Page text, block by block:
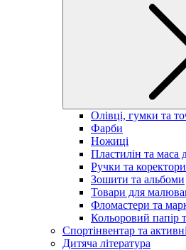
Олівці, гумки та
Фарби
Ножиці
Пластилін та маса
Ручки та коректори
Зошити та альбоми
Товари для
Фломастери та
Кольоровий папір
Спортінвентар та
Дитяча література